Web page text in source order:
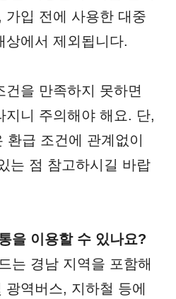
가입 전에 사용한 대중
상에서 제외됩니다.
건을 만족하지 못하면
지니 주의해야 해요. 단,
급 조건에 관계없이
는 점 참고하시길 바랍
을 이용할 수 있나요?
는 경남 지역을 포함해
광역버스, 지하철 등에